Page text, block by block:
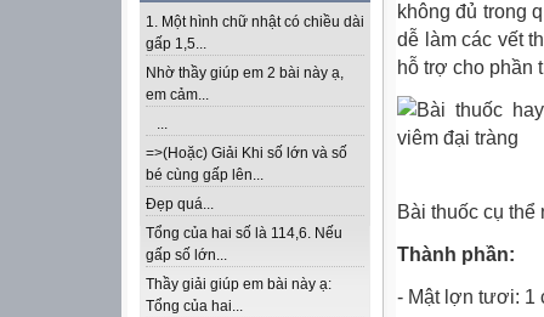
1. Một hình chữ nhật có chiều dài
gấp 1,5...
Nhờ thầy giúp em 2 bài này ạ,
em cảm...
...
=>(Hoặc) Giải Khi số lớn và số
bé cùng gấp lên...
Đẹp quá...
Tổng của hai số là 114,6. Nếu
gấp số lớn...
Thầy giải giúp em bài này ạ:
Tổng của hai...
không đủ trong
dễ làm các vết
hỗ trợ cho phần
Bài thuốc cụ thể
Thành phần:
- Mật lợn tươi: 1